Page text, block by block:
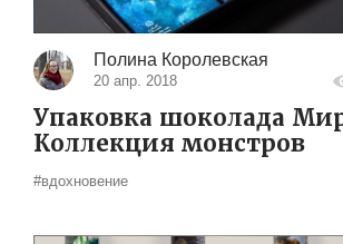
Полина Королевская
20 апр. 2018
Упаковка шоколада
Коллекция монстров
#вдохновение